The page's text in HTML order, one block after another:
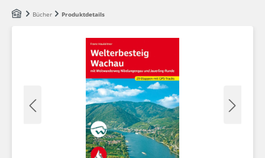
Zum Hauptinhalt springen
Bücher Produktdetails